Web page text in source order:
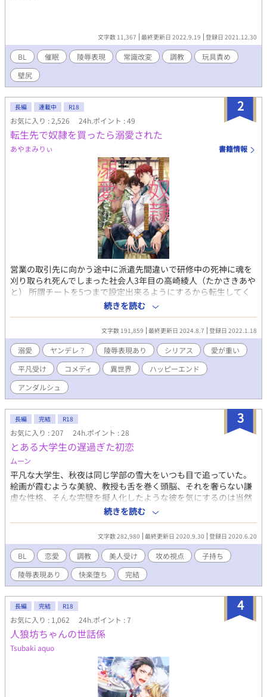
文字数 11,367 最終更新日 2022.9.19 登録日 2021.12.30
BL 催眠 陵辱表現 常識改変 調教
玩具責め
壁尻
2
長編 連載中 R18
お気に入り : 2,526 24h.ポイント : 49
転生先で奴隷を買ったら溺愛された
あやまみりぃ 書籍情報
営業の取引先に向かう途中に派遣先間違いで研修中の死神に魂を
刈り取られ死んでしまった社会人3年目の高崎綾人（たかさきあや
と） 所謂チートを5つまで設定出来るようにするから転生してく
れという、女神の（断れない強制的な）お願いにより第二の人生
を魔法がある異世界で生きることになった。 スローライフを目
標に設定したチートと、常識を知る為に購入した奴隷でのんびり
過ごす予定が、奴隷が訳ありすぎて、綾人のチートも重なり事件
に巻き込まれつつ、ヤンデレ気味な奴隷に溺愛されていく話。 年
下美形奴隷（スパダリ・主人公属性）×年上平凡社会人（諦め癖
あり・チート持ち） 〈注意〉 1章は明るい感じですが、2章は陵辱
表現等ありますので、苦手な方は1章まででお願いします。 苦手
ではない方は、乗り越えた先にヤンデレ気味な溺愛年下奴隷が見
ベルズさんで日間・週間・月間・四半期ランキング1位ありがとう
ございます！！！ 番外編は不定期更新予定。
続きを読む
文字数 191,859 最終更新日 2024.8.7 登録日 2022.1.18
溺愛 ヤンデレ？ 陵辱表現あり シリアス
愛が重い
平凡受け
コメディ 異世界
ハッピーエンド
アンダルシュ
3
長編 完結 R18
お気に入り : 207 24h.ポイント : 28
とある大学生の遅過ぎた初恋
ムーン
平凡な大学生、秋夜は同じ学部の雪大をいつも目で追っていた。
絵画が霞むような美貌、教授も舌を巻く頭脳、それを奢らない謙
虚な性格、そんな完璧を擬人化したような彼を気にするのは当然
のことだった。だから話したこともない同性を目で追っていても
自分の感情を深く考えることはなかった。 ある日、友人が主催し
た飲み会がきっかけで雪大と友人になった。友人としての日々を
過ごすうち、自身の恋心に気付いた秋夜は雪大を避け始める。し
かし雪大は初めての友人を失いたくないと追い縋る、秋夜は抑え
られなくなった性欲のままに雪大を陵辱し、心身共に傷付けた。
その日から雪大は不可解な行動を取った。秋夜に襲われると分か
っていながら友人だった頃のままの日常を望んだ。秋夜は雪大が
誰にも助けを求めず逃げようともしないのをいいことに不慣れな
調教を施していく。 ──── ────── 調教初心者による大
人しいヤンデレへの調教ものになります。 ※R18ですが、序盤に
その要素はほぼありません。 ※昭和の設定ですが昭和らしさはほ
ぼありませんのでご了承ください。 ※若干のオカルト要素があり
ます、ご了承ください。 ※暴力・陵辱表現があります。 ※拙作
「俺の名前は今日からポチです」「ストーカー気質な青年の恋は
実るのか」の世界の過去の話となっておりますが、ストーリー・
キャラ共にリンクしませんので単体でお楽しみ頂けます。
続きを読む
文字数 282,980 最終更新日 2020.9.30 登録日 2020.6.20
BL 恋愛 調教 美人受け 攻め視点
子持ち
陵辱表現あり
快楽堕ち 完結
4
長編 完結 R18
お気に入り : 1,062 24h.ポイント : 7
人狼坊ちゃんの世話係
Tsubaki aquo